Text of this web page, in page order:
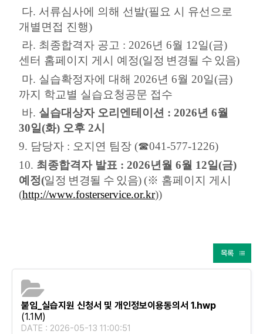
다. 서류심사에 의해 선발(필요 시 유선으로
개별면접 진행)
라. 최종합격자 공고 : 2026년 6월 12일(금)
센터 홈페이지 게시 예정(일정 변경될 수 있음)
마. 실습확정자에 대해 2026년 6월 20일(금)
까지 학교별 실습요청공문 접수
바. 실습대상자 오리엔테이션 : 2026년 6월
30일(화) 오후 2시
9. 담당자 : 오지연 팀장 (☎041-577-1226)
10. 최종합격자 발표 : 2026년월 6월 12일(금)
예정(일정 변경될 수 있음)(※ 홈페이지 게시
(http://www.fosterservice.or.kr))
목록
붙임_실습지원 신청서 및 개인정보이용동의서 1.hwp
(1.1M)
DATE : 2026-05-13 11:00:51